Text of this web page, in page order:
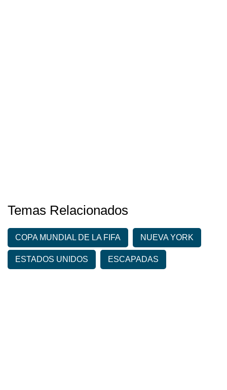
Temas Relacionados
COPA MUNDIAL DE LA FIFA NUEVA YORK
ESTADOS UNIDOS ESCAPADAS